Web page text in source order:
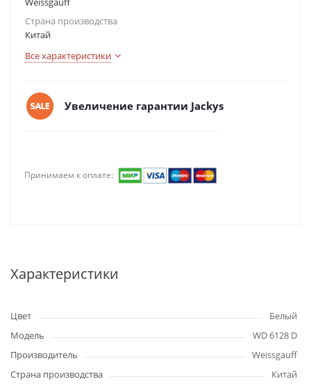
Страна производства
Китай
Все характеристики
Увеличение гарантии Jackys
Принимаем к оплате:
Характеристики
Цвет
Белый
Модель
WD 6128 D
Производитель
Weissgauff
Страна производства
Китай